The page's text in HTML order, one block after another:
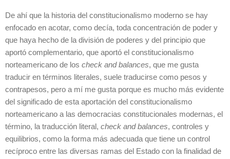
De ahí que la historia del constitucionalismo moderno se hay
enfocado en acotar, como decía, toda concentración de poder y
que haya hecho de la división de poderes y del principio que
aportó complementario, que aportó el constitucionalismo
norteamericano de los check and balances, que me gusta
traducir en términos literales, suele traducirse como pesos y
contrapesos, pero a mí me gusta porque es mucho más evidente
del significado de esta aportación del constitucionalismo
norteamericano a las democracias constitucionales modernas, el
término, la traducción literal, check and balances, controles y
equilibrios, como la forma más adecuada que tiene un control
recíproco entre las diversas ramas del Estado con la finalidad de